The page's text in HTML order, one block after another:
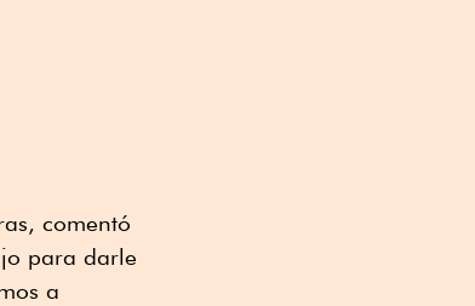
comentó
para darle
a